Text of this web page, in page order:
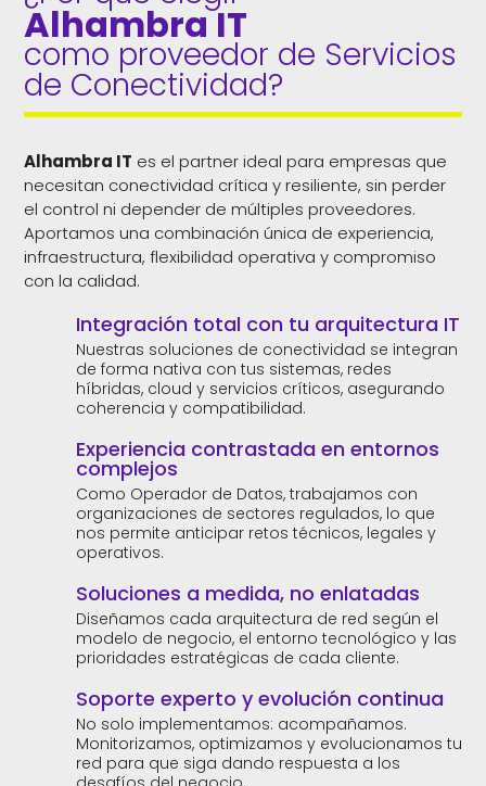
Alhambra IT
como proveedor de Servicios
de Conectividad?
Alhambra IT es el partner ideal para empresas que
necesitan conectividad crítica y resiliente, sin perder
el control ni depender de múltiples proveedores.
Aportamos una combinación única de experiencia,
infraestructura, flexibilidad operativa y compromiso
con la calidad.
Integración total con tu arquitectura IT
Nuestras soluciones de conectividad se integran
de forma nativa con tus sistemas, redes
híbridas, cloud y servicios críticos, asegurando
coherencia y compatibilidad.
Experiencia contrastada en entornos
complejos
Como Operador de Datos, trabajamos con
organizaciones de sectores regulados, lo que
nos permite anticipar retos técnicos, legales y
operativos.
Soluciones a medida, no enlatadas
Diseñamos cada arquitectura de red según el
modelo de negocio, el entorno tecnológico y las
prioridades estratégicas de cada cliente.
Soporte experto y evolución continua
No solo implementamos: acompañamos.
Monitorizamos, optimizamos y evolucionamos tu
red para que siga dando respuesta a los